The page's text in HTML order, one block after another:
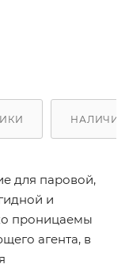
НАЛИЧИЕ
для паровой,
и
проницаемы
агента, в